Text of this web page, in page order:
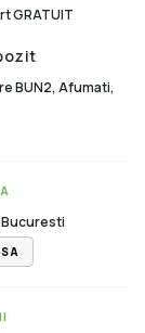
GRATUIT
BUN2, Afumati,
Bucuresti